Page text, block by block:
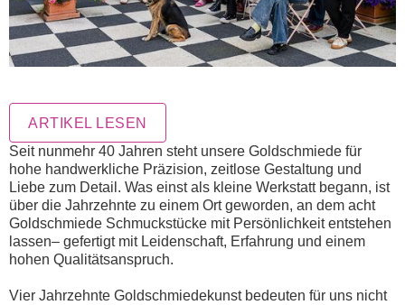
ARTIKEL LESEN
Seit nunmehr 40 Jahren steht unsere Goldschmiede für
hohe handwerkliche Präzision, zeitlose Gestaltung und
Liebe zum Detail. Was einst als kleine Werkstatt begann, ist
über die Jahrzehnte zu einem Ort geworden, an dem acht
Goldschmiede Schmuckstücke mit Persönlichkeit entstehen
lassen– gefertigt mit Leidenschaft, Erfahrung und einem
hohen Qualitätsanspruch.
Vier Jahrzehnte Goldschmiedekunst bedeuten für uns nicht